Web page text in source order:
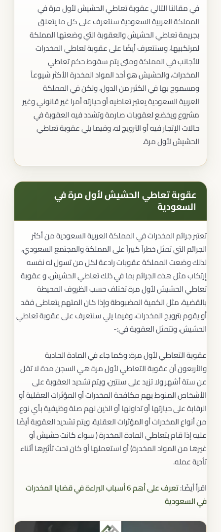
في مقالنا التالي عقوبة تعاطي الحشيش لأول مرة في
المملكة العربية السعودية سنتعرف على كل ما يتعلق
بجريمة تعاطي الحشيش والعقوبة التي وضعتها المملكة
لمرتكبيها، وسنتعرف أيضًا على عقوبة تعاطي المخدرات
للأجانب في المملكة ومتى يتم سقوط حكم تعاطي
المخدرات، والحشيش هو أحد المواد المخدرة الأكثر شيوعاً
ومسموح بها في الكثير من الدول، ولكن في المملكة
العربية السعودية يعتبر تعاطيه أو حيازته أمرا غير قانوني وغير
مشروع ويخضع لعقوبات صارمة وتشدد فيه العقوبة في
حالات الإتجار فيه أو الترويج له، وفيما يلي عقوبة تعاطي
الحشيش لأول مرة.
عقوبة تعاطي الحشيش لأول مرة في
السعودية
تعتبر جرائم المخدرات في المملكة العربية السعودية من أكثر
الجرائم التي تمثل خطراً كبيراً على المملكة والمجتمع السعودي،
لذلك وضعت المملكة عقوبات رادعة لكل من تسول له نفسه
إرتكاب مثل هذه الجرائم بما في ذلك تعاطي الحشيش، و عقوبة
تعاطي الحشيش لأول مرة تختلف حسب الظروف المحيطة
بالقضية، مثل الكمية المضبوطة وإذا كان المتهم يتعاطى فقد
أو يقوم بترويج المخدرات، وفيما يلي سنتعرف على عقوبة تعاطي
الحشيش، وتتمثل العقوبة في:-
عقوبة التعاطي لأول مرة: وكما جاء في المادة الحادية
والأربعون أن عقوبة التعاطي لأول مرة هي السجن مدة لا تقل
عن ستة أشهر ولا تزيد على سنتين، ويتم تشديد العقوبة على
الأشخاص المنوط بهم مكافحة المخدرات أو المؤثرات العقلية أو
الرقابة على حيازتها أو تداولها أو الذين لهم صلة وظيفية بأي نوع
من أنواع المخدرات أو المؤثرات العقلية، ويتم تشديد العقوبة أيضًا
عليه إذا قام بتعاطي المادة المخدرة ( سواء كانت حشيش أو
غيرها من المواد المخدرة) أو استعملها أو كان تحت تأثيرها أثناء
تأدية عمله.
اقرأ أيضًا:
تعرف على أهم 6 أسباب البراءة في قضايا المخدرات
في السعودية